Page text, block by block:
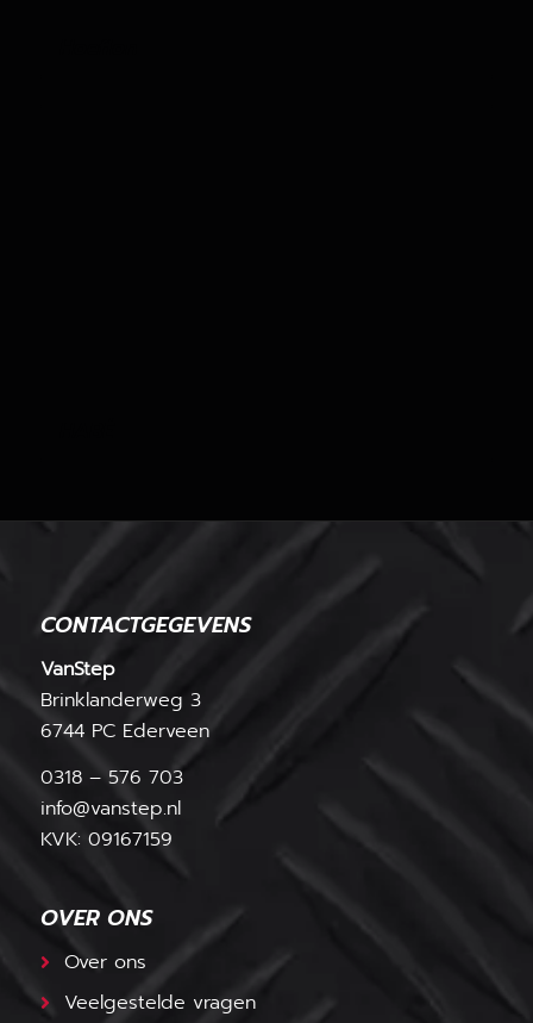
CONTACTGEGEVENS
VanStep
Brinklanderweg 3
6744 PC Ederveen
0318 – 576 703
info@vanstep.nl
KVK: 09167159
OVER ONS
Over ons
Veelgestelde vragen